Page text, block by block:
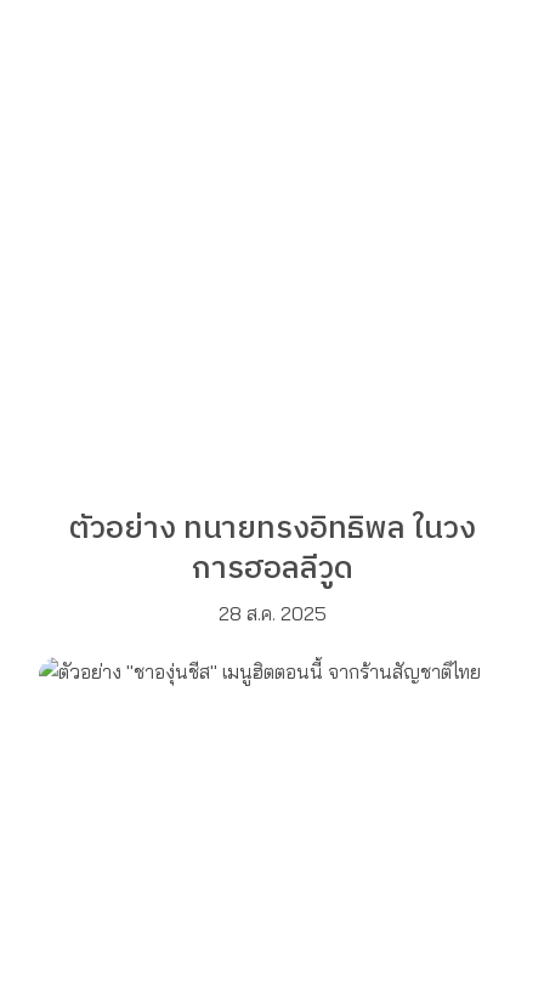
ตัวอย่าง ทนายทรงอิทธิพล ในวง
การฮอลลีวูด
28 ส.ค. 2025